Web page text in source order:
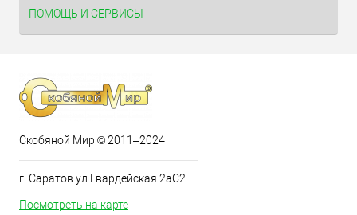
ПОМОЩЬ И СЕРВИСЫ
Скобяной Мир © 2011–2024
г. Саратов ул.Гвардейская 2аС2
Посмотреть на карте